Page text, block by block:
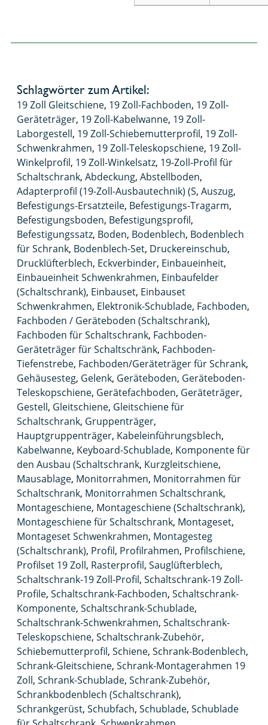
Schlagwörter zum Artikel:
19 Zoll Gleitschiene, 19 Zoll-Fachboden, 19 Zoll-
Geräteträger, 19 Zoll-Kabelwanne, 19 Zoll-
Laborgestell, 19 Zoll-Schiebemutterprofil, 19 Zoll-
Schwenkrahmen, 19 Zoll-Teleskopschiene, 19 Zoll-
Winkelprofil, 19 Zoll-Winkelsatz, 19-Zoll-Profil für
Schaltschrank, Abdeckung, Abstellboden,
Adapterprofil (19-Zoll-Ausbautechnik) (S, Auszug,
Befestigungs-Ersatzteile, Befestigungs-Tragarm,
Befestigungsboden, Befestigungsprofil,
Befestigungssatz, Boden, Bodenblech, Bodenblech
für Schrank, Bodenblech-Set, Druckereinschub,
Drucklüfterblech, Eckverbinder, Einbaueinheit,
Einbaueinheit Schwenkrahmen, Einbaufelder
(Schaltschrank), Einbauset, Einbauset
Schwenkrahmen, Elektronik-Schublade, Fachboden,
Fachboden / Geräteboden (Schaltschrank),
Fachboden für Schaltschrank, Fachboden-
Geräteträger für Schaltschränk, Fachboden-
Tiefenstrebe, Fachboden/Geräteträger für Schrank,
Gehäusesteg, Gelenk, Geräteboden, Geräteboden-
Teleskopschiene, Gerätefachboden, Geräteträger,
Gestell, Gleitschiene, Gleitschiene für
Schaltschrank, Gruppenträger,
Hauptgruppenträger, Kabeleinführungsblech,
Kabelwanne, Keyboard-Schublade, Komponente für
den Ausbau (Schaltschrank, Kurzgleitschiene,
Mausablage, Monitorrahmen, Monitorrahmen für
Schaltschrank, Monitorrahmen Schaltschrank,
Montageschiene, Montageschiene (Schaltschrank),
Montageschiene für Schaltschrank, Montageset,
Montageset Schwenkrahmen, Montagesteg
(Schaltschrank), Profil, Profilrahmen, Profilschiene,
Profilset 19 Zoll, Rasterprofil, Sauglüfterblech,
Schaltschrank-19 Zoll-Profil, Schaltschrank-19 Zoll-
Profile, Schaltschrank-Fachboden, Schaltschrank-
Komponente, Schaltschrank-Schublade,
Schaltschrank-Schwenkrahmen, Schaltschrank-
Teleskopschiene, Schaltschrank-Zubehör,
Schiebemutterprofil, Schiene, Schrank-Bodenblech,
Schrank-Gleitschiene, Schrank-Montagerahmen 19
Zoll, Schrank-Schublade, Schrank-Zubehör,
Schrankbodenblech (Schaltschrank),
Schrankgerüst, Schubfach, Schublade, Schublade